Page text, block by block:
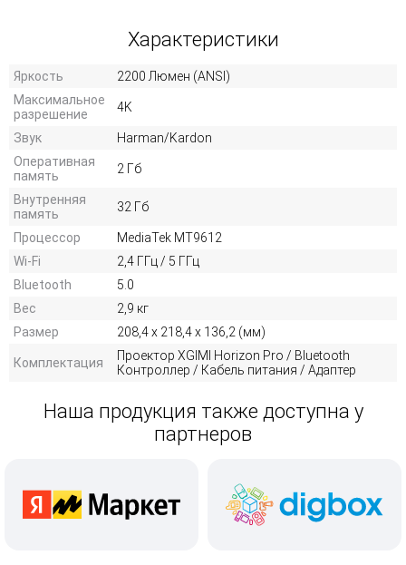
Характеристики
Яркость
2200 Люмен (ANSI)
Максимальное
разрешение
4K
Звук
Harman/Kardon
Оперативная
память
2 Гб
Внутренняя
память
32 Гб
Процессор
MediaTek MT9612
Wi-Fi
2,4 ГГц / 5 ГГц
Bluetooth
5.0
Вес
2,9 кг
Размер
208,4 x 218,4 x 136,2 (мм)
Комплектация
Проектор XGIMI Horizon Pro / Bluetooth
Контроллер / Кабель питания / Адаптер
Наша продукция также доступна у
партнеров